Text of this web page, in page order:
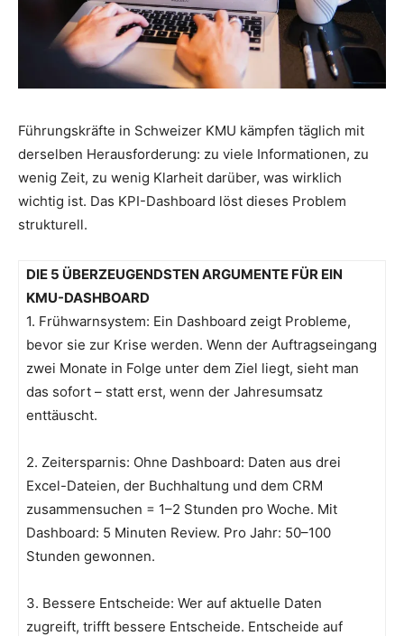
Führungskräfte in Schweizer KMU kämpfen täglich mit
derselben Herausforderung: zu viele Informationen, zu
wenig Zeit, zu wenig Klarheit darüber, was wirklich
wichtig ist. Das KPI-Dashboard löst dieses Problem
strukturell.
DIE 5 ÜBERZEUGENDSTEN ARGUMENTE FÜR EIN
KMU-DASHBOARD
1. Frühwarnsystem: Ein Dashboard zeigt Probleme,
bevor sie zur Krise werden. Wenn der Auftragseingang
zwei Monate in Folge unter dem Ziel liegt, sieht man
das sofort – statt erst, wenn der Jahresumsatz
enttäuscht.
2. Zeitersparnis: Ohne Dashboard: Daten aus drei
Excel-Dateien, der Buchhaltung und dem CRM
zusammensuchen = 1–2 Stunden pro Woche. Mit
Dashboard: 5 Minuten Review. Pro Jahr: 50–100
Stunden gewonnen.
3. Bessere Entscheide: Wer auf aktuelle Daten
zugreift, trifft bessere Entscheide. Entscheide auf